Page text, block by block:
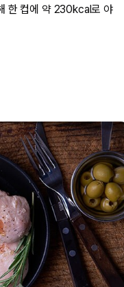
한 컵에 약 230kcal로 야